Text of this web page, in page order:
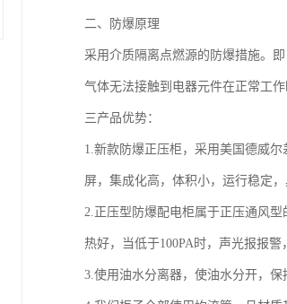
二、防爆原理
采用介质隔离点燃源的防爆措施。
气体无法接触到电器元件在正常工
三产品优势：
1.新款防爆正压柜，采用美国德威
屏，集成化高，体积小，运行稳定，
2.正压型防爆配电柜属于正压通风
热好，当低于100PA时，声光报报警
3.使用油水分离器，使油水分开，保